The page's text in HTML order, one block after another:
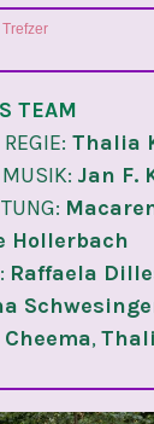
TEAM
Thalia
Jan F.
Hollerbach
Raffaela
,